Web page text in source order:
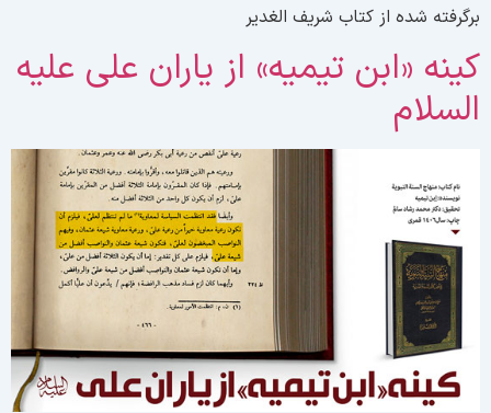
شده از کتاب شریف الغدیر
«ابن تیمیه» از یاران علی علیه